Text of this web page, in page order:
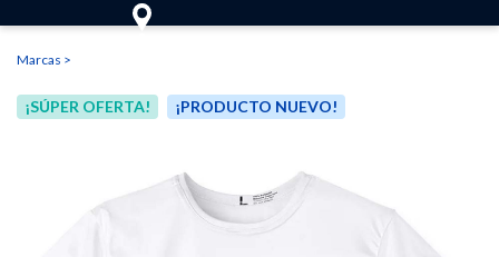
Marcas
¡SÚPER OFERTA! ¡PRODUCTO NUEVO!